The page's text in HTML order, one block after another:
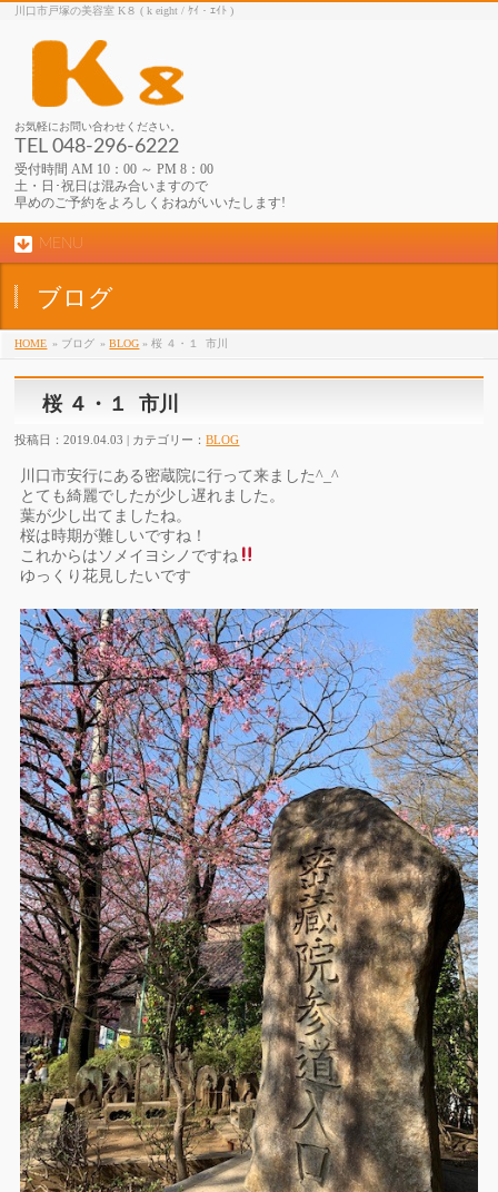
川口市戸塚の美容室 K８ ( k eight / ｹｲ・ｴｲﾄ )
お気軽にお問い合わせください。
TEL 048-296-6222
受付時間 AM 10：00 ～ PM 8：00
土・日･祝日は混み合いますので
早めのご予約をよろしくおねがいいたします!
MENU
ブログ
HOME » ブログ »BLOG » 桜 ４・１ 市川
桜 ４・１ 市川
投稿日：2019.04.03 | カテゴリー：BLOG
川口市安行にある密蔵院に行って来ました^_^
とても綺麗でしたが少し遅れました。
葉が少し出てましたね。
桜は時期が難しいですね！
これからはソメイヨシノですね
ゆっくり花見したいです